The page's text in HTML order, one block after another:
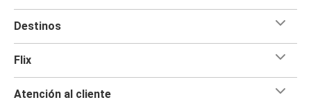
Destinos
Flix
Atención al cliente